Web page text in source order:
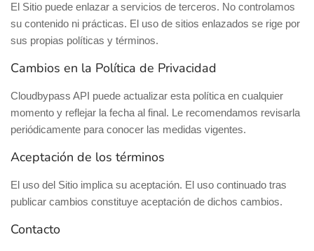
El Sitio puede enlazar a servicios de terceros. No controlamos
su contenido ni prácticas. El uso de sitios enlazados se rige por
sus propias políticas y términos.
Cambios en la Política de Privacidad
Cloudbypass API puede actualizar esta política en cualquier
momento y reflejar la fecha al final. Le recomendamos revisarla
periódicamente para conocer las medidas vigentes.
Aceptación de los términos
El uso del Sitio implica su aceptación. El uso continuado tras
publicar cambios constituye aceptación de dichos cambios.
Contacto